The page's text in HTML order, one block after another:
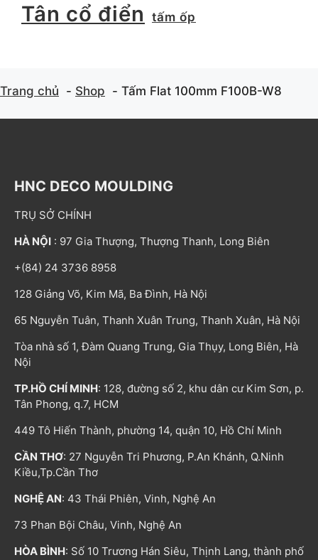
Tân cổ điển tấm ốp
Trang chủ Shop Tấm Flat 100mm F100B-W8
HNC DECO MOULDING
TRỤ SỞ CHÍNH
HÀ NỘI : 97 Gia Thượng, Thượng Thanh, Long Biên
+(84) 24 3736 8958
128 Giảng Võ, Kim Mã, Ba Đình, Hà Nội
65 Nguyễn Tuân, Thanh Xuân Trung, Thanh Xuân, Hà Nội
Tòa nhà số 1, Đàm Quang Trung, Gia Thụy, Long Biên, Hà
Nội
TP.HỒ CHÍ MINH: 128, đường số 2, khu dân cư Kim Sơn, p.
Tân Phong, q.7, HCM
449 Tô Hiến Thành, phường 14, quận 10, Hồ Chí Minh
CẦN THƠ: 27 Nguyễn Tri Phương, P.An Khánh, Q.Ninh
Kiều,Tp.Cần Thơ
NGHỆ AN: 43 Thái Phiên, Vinh, Nghệ An
73 Phan Bội Châu, Vinh, Nghệ An
HÒA BÌNH: Số 10 Trương Hán Siêu, Thịnh Lang, thành phố